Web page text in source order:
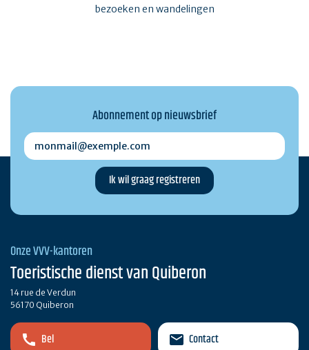
bezoeken en wandelingen
Abonnement op nieuwsbrief
monmail@exemple.com
Onze VVV-kantoren
Toeristische dienst van Quiberon
14 rue de Verdun
56170 Quiberon
Bel Contact